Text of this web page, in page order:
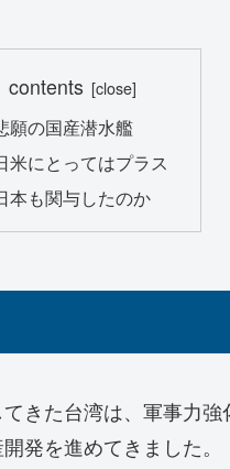
contents
願の国産潜水艦
米にとってはプラス
本も関与したのか
きた台湾は、軍事力
発を進めてきました。